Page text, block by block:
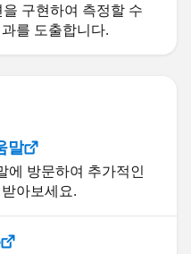
구현하여 측정할 수
를 도출합니다.
말
에 방문하여 추가적인
아보세요.